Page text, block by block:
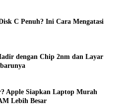
C Penuh? Ini Cara Mengatasi
dengan Chip 2nm dan Layar
Apple Siapkan Laptop Murah
Lebih Besar